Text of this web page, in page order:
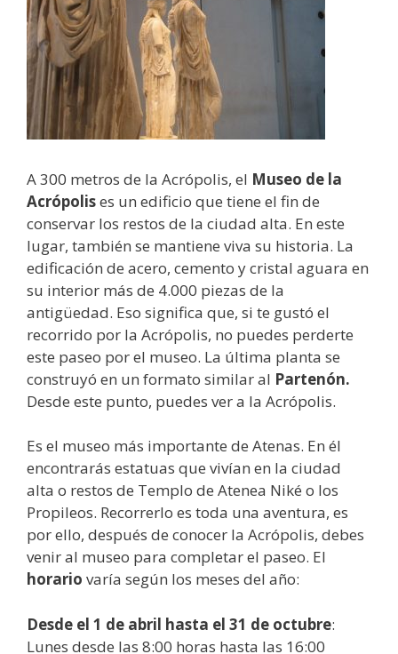
A 300 metros de la Acrópolis, el Museo de la
Acrópolises un edificio que tiene el fin de
conservar los restos de la ciudad alta. En este
lugar, también se mantiene viva su historia. La
edificación de acero, cemento y cristal aguara en
su interior más de 4.000 piezas de la
antigüedad. Eso significa que, si te gustó el
recorrido por la Acrópolis, no puedes perderte
este paseo por el museo. La última planta se
construyó en un formato similar al Partenón.
Desde este punto, puedes ver a la Acrópolis.
Es el museo más importante de Atenas. En él
encontrarás estatuas que vivían en la ciudad
alta o restos de Templo de Atenea Niké o los
Propileos. Recorrerlo es toda una aventura, es
por ello, después de conocer la Acrópolis, debes
venir al museo para completar el paseo. El
horario varía según los meses del año:
Desde el 1 de abril hasta el 31 de octubre:
Lunes desde las 8:00 horas hasta las 16:00